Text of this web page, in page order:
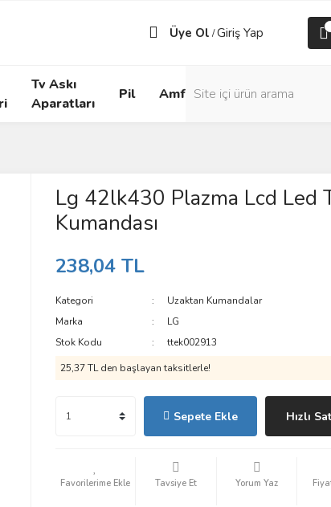
Üye Ol /Giriş Yap
Tv Askı
Aparatları
Pil Amfi
Box
Prizler
Lg 42lk430 Plazma Lcd Led
Kumandası
238,04 TL
Kategori
Uzaktan Kumandalar
Marka
LG
Stok Kodu
ttek002913
25,37 TL den başlayan taksitlerle!
Sepete Ekle Hızlı
Tavsiye Et Yorum Yaz